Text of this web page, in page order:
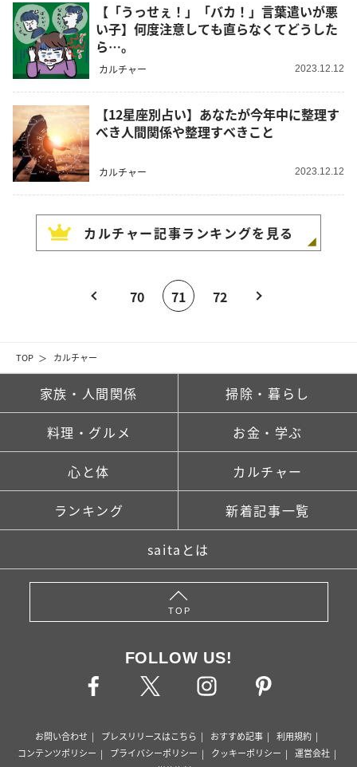
TOP カルチャー
【「うっせぇ！」「バカ！」言葉遣いが悪
い子】何度注意しても直らなくてどうした
ら…。
カルチャー 2023.12.12
【12星座別占い】あなたが今年中に整理す
べき人間関係や整理すべきこと
カルチャー 2023.12.12
カルチャー記事ランキングを見る
70 71 72
家族・人間関係 掃除・暮らし
料理・グルメ お金・学ぶ
心と体 カルチャー
ランキング 新着記事一覧
saitaとは
TOP
FOLLOW US!
お問い合わせ プレスリリースはこちら おすすめ記事
利用規約
コンテンツポリシー
プライバシーポリシー クッキーポリシー
運営会社